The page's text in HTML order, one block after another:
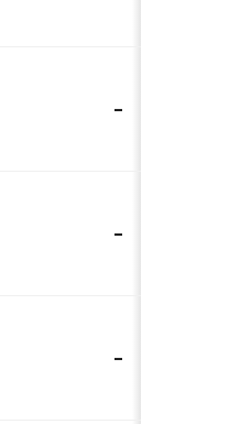
-
-
-